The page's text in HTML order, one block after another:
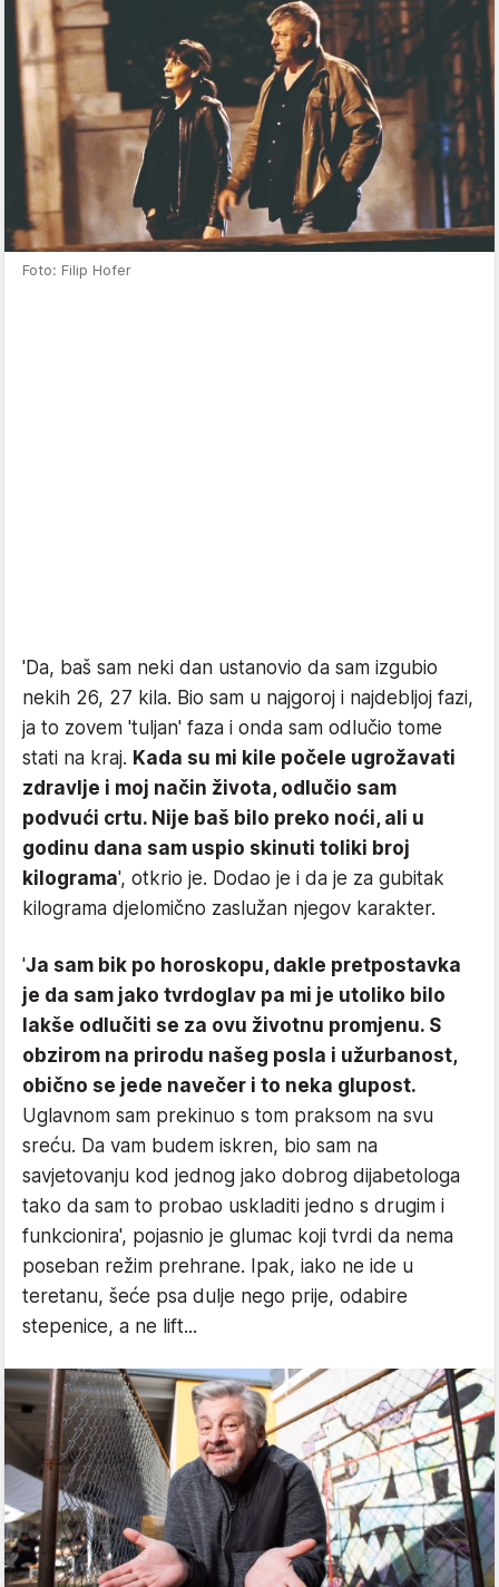
Foto: Filip Hofer
'Da, baš sam neki dan ustanovio da sam izgubio
nekih 26, 27 kila. Bio sam u najgoroj i najdebljoj fazi,
ja to zovem 'tuljan' faza i onda sam odlučio tome
stati na kraj. Kada su mi kile počele ugrožavati
zdravlje i moj način života, odlučio sam
podvući crtu. Nije baš bilo preko noći, ali u
godinu dana sam uspio skinuti toliki broj
kilograma', otkrio je. Dodao je i da je za gubitak
kilograma djelomično zaslužan njegov karakter.
'Ja sam bik po horoskopu, dakle pretpostavka
je da sam jako tvrdoglav pa mi je utoliko bilo
lakše odlučiti se za ovu životnu promjenu. S
obzirom na prirodu našeg posla i užurbanost,
obično se jede navečer i to neka glupost.
Uglavnom sam prekinuo s tom praksom na svu
sreću. Da vam budem iskren, bio sam na
savjetovanju kod jednog jako dobrog dijabetologa
tako da sam to probao uskladiti jedno s drugim i
funkcionira', pojasnio je glumac koji tvrdi da nema
poseban režim prehrane. Ipak, iako ne ide u
teretanu, šeće psa dulje nego prije, odabire
stepenice, a ne lift...